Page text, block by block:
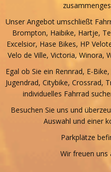
Unser Angebot umschließt
Brompton, Haibike, Hartje,
Excelsior, Hase Bikes, HP
Velo de Ville, Victoria, Winora,
Egal ob Sie ein Rennrad, E-
Jugendrad, Citybike, Crossrad,
individuelles Fahrrad
Besuchen Sie uns und
Auswahl und einer
Parkplätze
Wir freuen uns